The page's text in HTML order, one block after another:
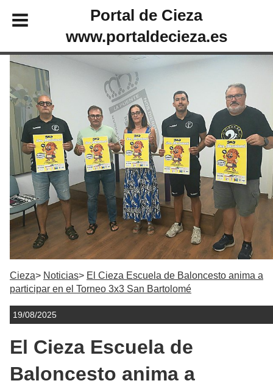
Portal de Cieza
www.portaldecieza.es
Cieza Noticias
El Cieza Escuela de Baloncesto anima a
participar en el Torneo 3x3 San Bartolomé
19/08/2025
El Cieza Escuela de
Baloncesto anima a